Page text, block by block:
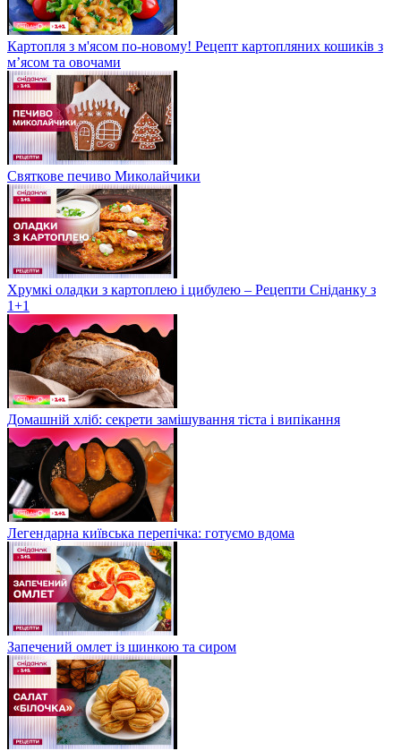
Картопля з м'ясом по-новому! Рецепт картопляних кошиків з
м’ясом та овочами
Святкове печиво Миколайчики
Хрумкі оладки з картоплею і цибулею – Рецепти Сніданку з
1+1
Домашній хліб: секрети замішування тіста і випікання
Легендарна київська перепічка: готуємо вдома
Запечений омлет із шинкою та сиром